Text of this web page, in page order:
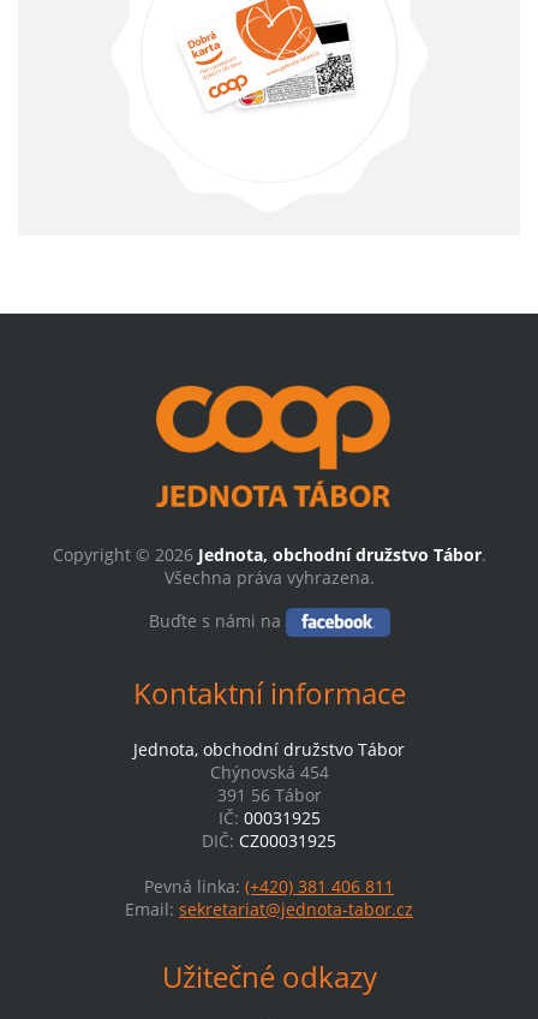
Copyright © 2026 Jednota, obchodní družstvo Tábor.
Všechna práva vyhrazena.
Buďte s námi na
Kontaktní informace
Jednota, obchodní družstvo Tábor
Chýnovská 454
391 56 Tábor
IČ: 00031925
DIČ: CZ00031925
Pevná linka: (+420) 381 406 811
Email: sekretariat@jednota-tabor.cz
Užitečné odkazy